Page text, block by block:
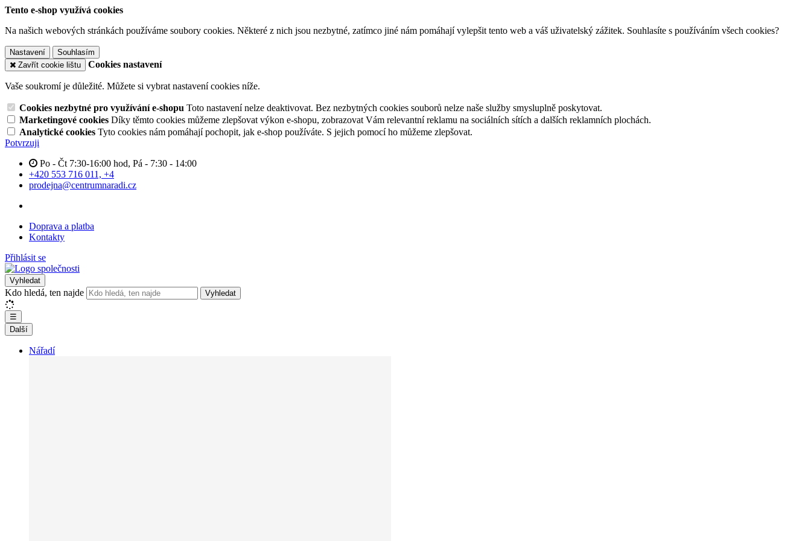
Tento e-shop využívá cookies
Na našich webových stránkách používáme soubory cookies. Některé z nich jsou nezbytné, zatímco jiné nám pomáhají vylepšit tento web a váš uživatelský zážitek. Souhlasíte s používáním všech cookies?
Nastavení
Souhlasím
Zavřít cookie lištu
Cookies nastavení
Vaše soukromí je důležité. Můžete si vybrat nastavení cookies níže.
Cookies nezbytné pro využívání e-shopu Toto nastavení nelze deaktivovat. Bez nezbytných cookies souborů nelze naše služby smysluplně poskytovat.
Marketingové cookies Díky těmto cookies můžeme zlepšovat výkon e-shopu, zobrazovat Vám relevantní reklamu na sociálních sítích a dalších reklamních plochách.
Analytické cookies Tyto cookies nám pomáhají pochopit, jak e-shop používáte. S jejich pomocí ho můžeme zlepšovat.
Potvrzuji
Po - Čt 7:30-16:00 hod, Pá - 7:30 - 14:00
+420 553 716 011, +4
prodejna@centrumnaradi.cz
Doprava a platba
Kontakty
Přihlásit se
Vyhledat
Kdo hledá, ten najde Vyhledat
☰
Další
Nářadí